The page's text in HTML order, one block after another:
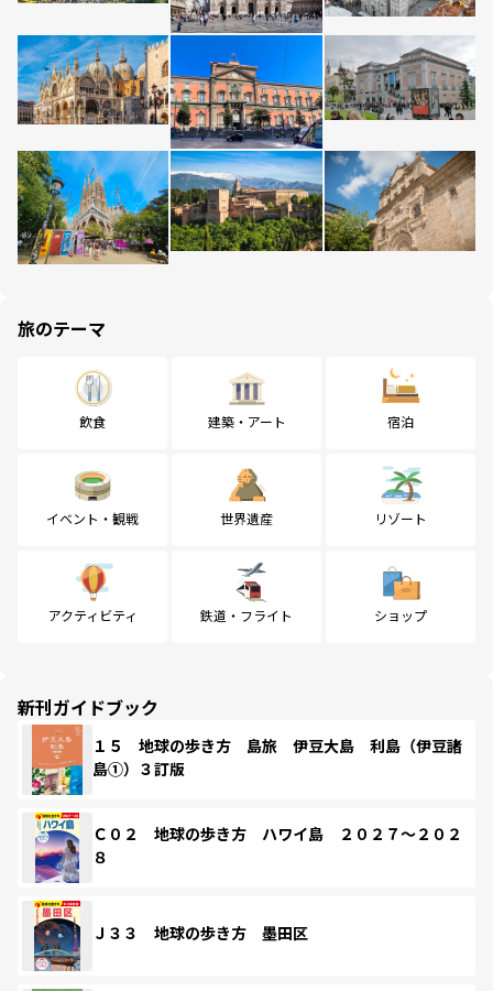
旅のテーマ
飲食 建築・アート 宿泊
イベント・観戦 世界遺産 リゾート
アクティビティ 鉄道・フライト ショップ
新刊ガイドブック
１５ 地球の歩き方 島旅 伊豆大島 利島（伊豆諸
島①）３訂版
Ｃ０２ 地球の歩き方 ハワイ島 ２０２７～２０２
８
Ｊ３３ 地球の歩き方 墨田区